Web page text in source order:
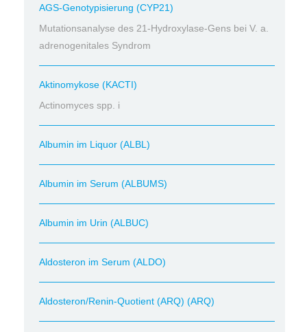
AGS-Genotypisierung (CYP21)
Mutationsanalyse des 21-Hydroxylase-Gens bei V. a.
adrenogenitales Syndrom
Aktinomykose (KACTI)
Actinomyces spp. i
Albumin im Liquor (ALBL)
Albumin im Serum (ALBUMS)
Albumin im Urin (ALBUC)
Aldosteron im Serum (ALDO)
Aldosteron/Renin-Quotient (ARQ) (ARQ)